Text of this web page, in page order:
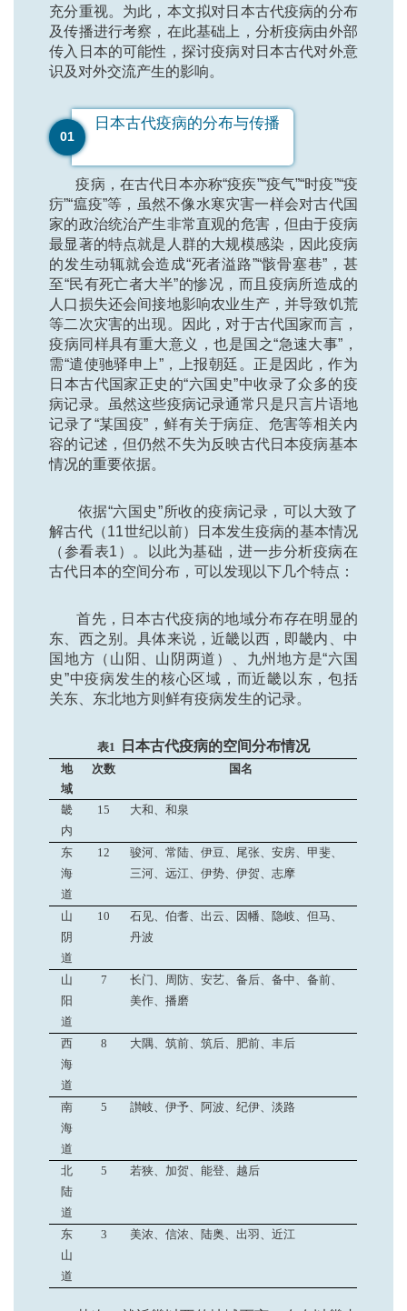
充分重视。为此，本文拟对日本古代疫病的分布
及传播进行考察，在此基础上，分析疫病由外部
传入日本的可能性，探讨疫病对日本古代对外意
识及对外交流产生的影响。
01
日本古代疫病的分布与传播
疫病，在古代日本亦称“疫疾”“疫气”“时疫”“疫
疠”“瘟疫”等，虽然不像水寒灾害一样会对古代国
家的政治统治产生非常直观的危害，但由于疫病
最显著的特点就是人群的大规模感染，因此疫病
的发生动辄就会造成“死者溢路”“骸骨塞巷”，甚
至“民有死亡者大半”的惨况，而且疫病所造成的
人口损失还会间接地影响农业生产，并导致饥荒
等二次灾害的出现。因此，对于古代国家而言，
疫病同样具有重大意义，也是国之“急速大事”，
需“遣使驰驿申上”，上报朝廷。正是因此，作为
日本古代国家正史的“六国史”中收录了众多的疫
病记录。虽然这些疫病记录通常只是只言片语地
记录了“某国疫”，鲜有关于病症、危害等相关内
容的记述，但仍然不失为反映古代日本疫病基本
情况的重要依据。
依据“六国史”所收的疫病记录，可以大致了
解古代（11世纪以前）日本发生疫病的基本情况
（参看表1）。以此为基础，进一步分析疫病在
古代日本的空间分布，可以发现以下几个特点：
首先，日本古代疫病的地域分布存在明显的
东、西之别。具体来说，近畿以西，即畿内、中
国地方（山阳、山阴两道）、九州地方是“六国
史”中疫病发生的核心区域，而近畿以东，包括
关东、东北地方则鲜有疫病发生的记录。
表1 日本古代疫病的空间分布情况
地
域
次数 国名
畿
内
15 大和、和泉
东
海
道
12
骏河、常陆、伊豆、尾张、安房、甲斐、
三河、远江、伊势、伊贺、志摩
山
阴
道
10
石见、伯耆、出云、因幡、隐岐、但马、
丹波
山
阳
道
7
长门、周防、安艺、备后、备中、备前、
美作、播磨
西
海
道
8 大隅、筑前、筑后、肥前、丰后
南
海
道
5 讃岐、伊予、阿波、纪伊、淡路
北
陆
道
5 若狭、加贺、能登、越后
东
山
道
3 美浓、信浓、陆奥、出羽、近江